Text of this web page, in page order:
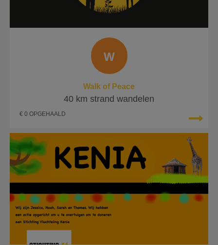
W
Walk of Peace
40 km strand wandelen
€ 0 OPGEHAALD